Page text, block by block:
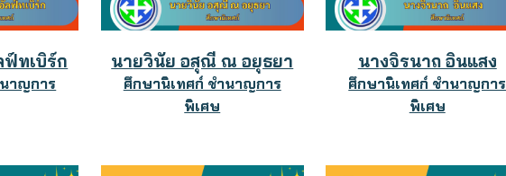
ทเบิร์ก
าญการ
นายวินัย อสุณี ณ อยุธยา
ศึกษานิเทศก์ ชำนาญการ
พิเศษ
นางจิรนาถ อินแสง
ศึกษานิเทศก์ ชำนาญการ
พิเศษ